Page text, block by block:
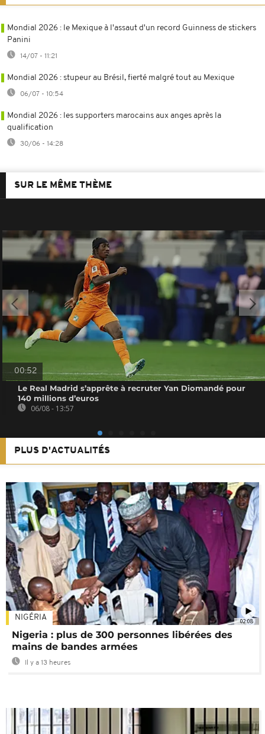
Mondial 2026 : le Mexique à l'assaut d'un record Guinness de stickers
Panini
14/07 - 11:21
Mondial 2026 : stupeur au Brésil, fierté malgré tout au Mexique
06/07 - 10:54
Mondial 2026 : les supporters marocains aux anges après la
qualification
30/06 - 14:28
SUR LE MÊME THÈME
00:52
Le Real Madrid s’apprête à recruter Yan Diomandé pour
140 millions d’euros
06/08 - 13:57
PLUS D'ACTUALITÉS
02:08
NIGÉRIA
Nigeria : plus de 300 personnes libérées des
mains de bandes armées
Il y a 13 heures